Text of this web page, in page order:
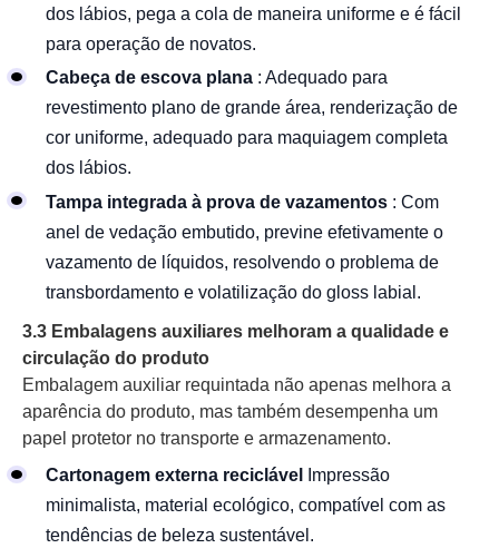
dos lábios, pega a cola de maneira uniforme e é fácil
para operação de novatos.
Cabeça de escova plana : Adequado para
revestimento plano de grande área, renderização de
cor uniforme, adequado para maquiagem completa
dos lábios.
Tampa integrada à prova de vazamentos : Com
anel de vedação embutido, previne efetivamente o
vazamento de líquidos, resolvendo o problema de
transbordamento e volatilização do gloss labial.
3.3 Embalagens auxiliares melhoram a qualidade e
circulação do produto
Embalagem auxiliar requintada não apenas melhora a
aparência do produto, mas também desempenha um
papel protetor no transporte e armazenamento.
Cartonagem externa reciclável
Impressão
minimalista, material ecológico, compatível com as
tendências de beleza sustentável.